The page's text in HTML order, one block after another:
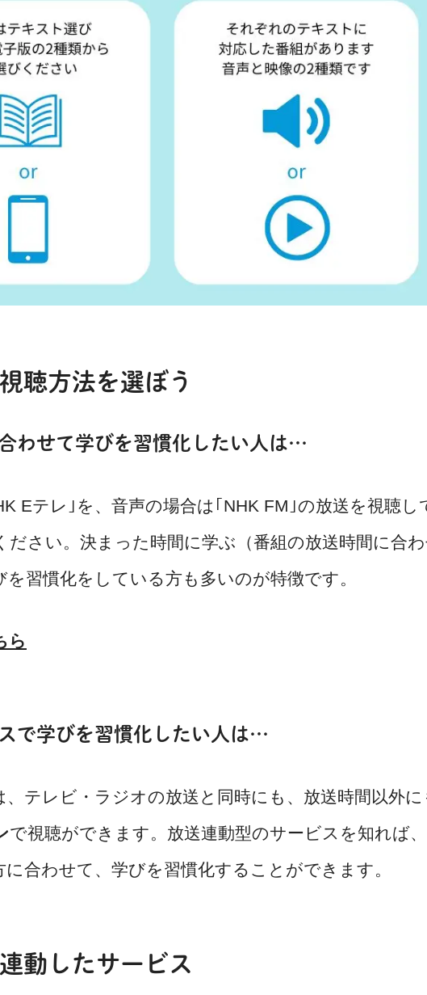
聴方法を選ぼう
わせて学びを習慣化したい人は…
Eテレ｣を、音声の場合は｢NHK FM｣の放送を視聴し
ださい。決まった時間に学ぶ（番組の放送時間に合
を習慣化をしている方も多いのが特徴です。
ら
で学びを習慣化したい人は…
、テレビ・ラジオの放送と同時にも、放送時間以外に
で視聴ができます。放送連動型のサービスを知れば
合わせて、学びを習慣化することができます。
動したサービス